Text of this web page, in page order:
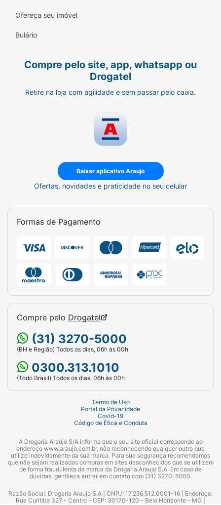
Ofereça seu imóvel
Bulário
Compre pelo site, app, whatsapp ou
Drogatel
Retire na loja com agilidade e sem passar pelo caixa.
Baixar aplicativo Araujo
Ofertas, novidades e praticidade no seu celular
Formas de Pagamento
Compre pelo Drogatel
(31) 3270-5000
(BH e Região) Todos os dias, 06h às 00h
0300.313.1010
(Todo Brasil) Todos os dias, 06h às 00h
Termo de Uso
Portal da Privacidade
Covid-19
Código de Ética e Conduta
A Drogaria Araujo S/A informa que o seu site oficial corresponde ao
endereço www.araujo.com.br, não reconhecendo qualquer outro que
utilize indevidamente da sua marca. Para sua segurança recomendamos
que não sejam realizadas compras em sites desconhecidos que se utilizem
de forma fraudulenta da marca da Drogaria Araujo S.A. Em caso de
dúvidas, gentileza entrar em contato com (31) 3270-5000.
Razão Social: Drogaria Araujo S.A | CNPJ: 17.256.512.0001-16 | Endereço:
Rua Curitiba 327 - Centro - CEP: 30170-120 - Belo Horizonte - MG |